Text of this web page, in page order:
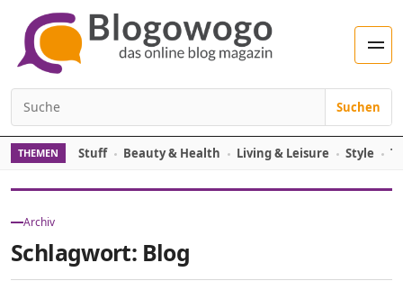
Zum Inhalt springen
Suchen nach:
Suchen
THEMEN Stuff Beauty & Health Living & Leisure Style
Archiv
Schlagwort: Blog